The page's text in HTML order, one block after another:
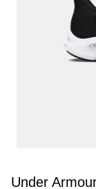
Under